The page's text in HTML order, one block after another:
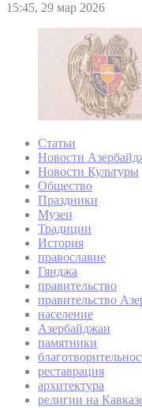
15:45, 29 мар 2026
Статьи
Новости
Новости Культуры
Общество
Праздники
Музеи
Традиции
История
православие
Гянджа
правительство
правительство
население
Азербайджан
памятники
реставрация
архитектура
религии на